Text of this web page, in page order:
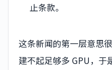
止条款。
这条新闻的第一层意思很
建不起足够多 GPU，于